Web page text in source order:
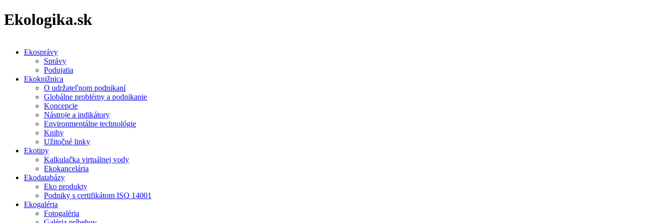
Ekologika.sk
Ekosprávy
Správy
Podujatia
Ekoknižnica
O udržateľnom podnikaní
Globálne problémy a podnikanie
Koncepcie
Nástroje a indikátory
Environmentálne technológie
Knihy
Užitočné linky
Ekotipy
Kalkulačka virtuálnej vody
Ekokancelária
Ekodatabázy
Eko produkty
Podniky s certifikátom ISO 14001
Ekogaléria
Fotogaléria